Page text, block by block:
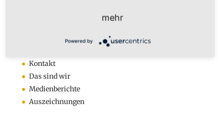
Kontakt
Das sind wir
Medienberichte
Auszeichnungen
mehr
Powered by